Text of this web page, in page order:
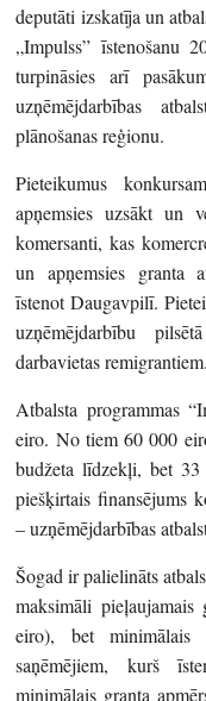
deputāti izskatīja un
„Impulss” īstenošanu
turpināsies arī
uzņēmējdarbības
plānošanas reģionu.
Pieteikumus
apņemsies uzsākt un
komersanti, kas
un apņemsies granta
īstenot Daugavpilī.
uzņēmējdarbību
darbavietas remigrantiem.
Atbalsta programmas
eiro. No tiem 60 000
budžeta līdzekļi, bet
piešķirtais finansējums
– uzņēmējdarbības
Šogad ir palielināts
maksimāli
eiro), bet
saņēmējiem, kurš
minimālais granta